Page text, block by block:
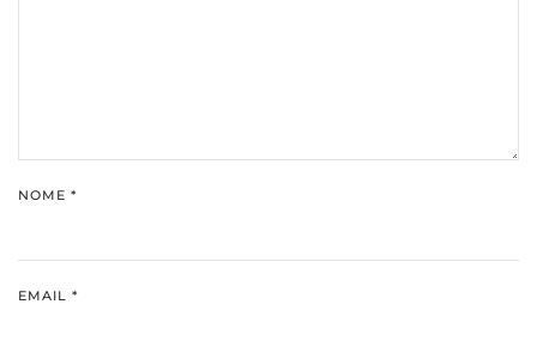
NOME *
EMAIL *